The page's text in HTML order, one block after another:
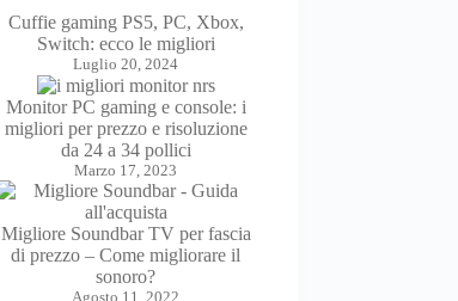
Cuffie gaming PS5, PC, Xbox,
Switch: ecco le migliori
Luglio 20, 2024
Monitor PC gaming e console: i
migliori per prezzo e risoluzione
da 24 a 34 pollici
Marzo 17, 2023
Migliore Soundbar TV per fascia
di prezzo – Come migliorare il
sonoro?
Agosto 11, 2022